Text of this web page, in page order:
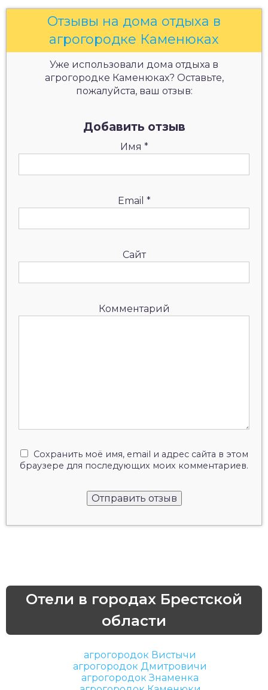
Отзывы на дома отдыха в
агрогородке Каменюках
Уже использовали дома отдыха в
агрогородке Каменюках? Оставьте,
пожалуйста, ваш отзыв:
Добавить отзыв
Имя *
Email *
Сайт
Комментарий
Сохранить моё имя, email и адрес сайта в этом
браузере для последующих моих комментариев.
Отели в городах Брестской
области
агрогородок Вистычи
агрогородок Дмитровичи
агрогородок Знаменка